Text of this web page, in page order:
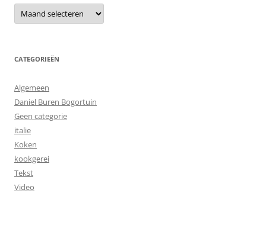
Archieven
CATEGORIEËN
Algemeen
Daniel Buren Bogortuin
Geen categorie
italie
Koken
kookgerei
Tekst
Video